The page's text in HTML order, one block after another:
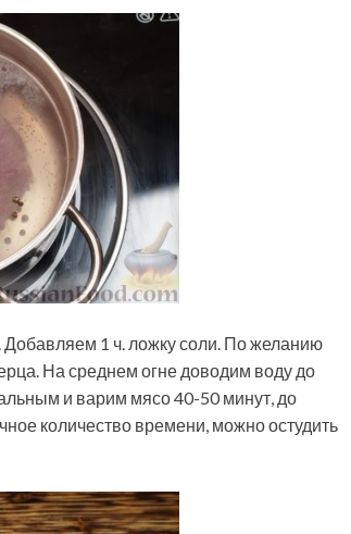
1 ч. ложку соли. По желанию
На среднем огне доводим воду до
и варим мясо 40-50 минут, до
количество времени, можно остудить